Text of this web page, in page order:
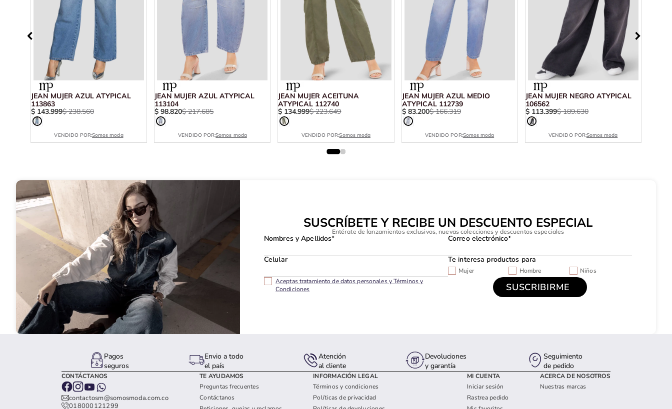
JEAN MUJER AZUL ATYPICAL
113863
$ 143.999$ 238.560
VENDIDO POR:Somos moda
JEAN MUJER AZUL ATYPICAL
113104
$ 98.820$ 217.685
VENDIDO POR:Somos moda
JEAN MUJER ACEITUNA
ATYPICAL 112740
$ 134.999$ 223.649
VENDIDO POR:Somos moda
JEAN MUJER AZUL MEDIO
ATYPICAL 112739
$ 83.200$ 166.319
VENDIDO POR:Somos moda
JEAN MUJER NEGRO ATYPICAL
106562
$ 113.399$ 189.630
VENDIDO POR:Somos moda
SUSCRÍBETE Y RECIBE UN DESCUENTO ESPECIAL
Entérate de lanzamientos exclusivos, nuevas colecciones y descuentos especiales
Nombres y Apellidos* Correo electrónico*
Celular Te interesa productos para
Mujer Hombre
Niños
Aceptas tratamiento de datos personales y Términos y
Condiciones
Pagos
seguros
Envio a todo
el país
Atención
al cliente
Devoluciones
y garantía
Seguimiento
de pedido
CONTÁCTANOS
contactosm@somosmoda.com.co
018000121299
TE AYUDAMOS
Preguntas frecuentes
Contáctanos
INFORMACIÓN LEGAL
Términos y condiciones
Políticas de privacidad
MI CUENTA
Iniciar sesión
Rastrea pedido
ACERCA DE NOSOTROS
Nuestras marcas